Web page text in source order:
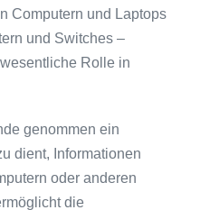
Computern und Laptops
und Switches –
Rolle in
genommen ein
dient, Informationen
oder anderen
die